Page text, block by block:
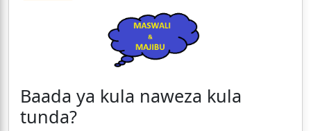
Baada ya kula naweza kula
tunda?